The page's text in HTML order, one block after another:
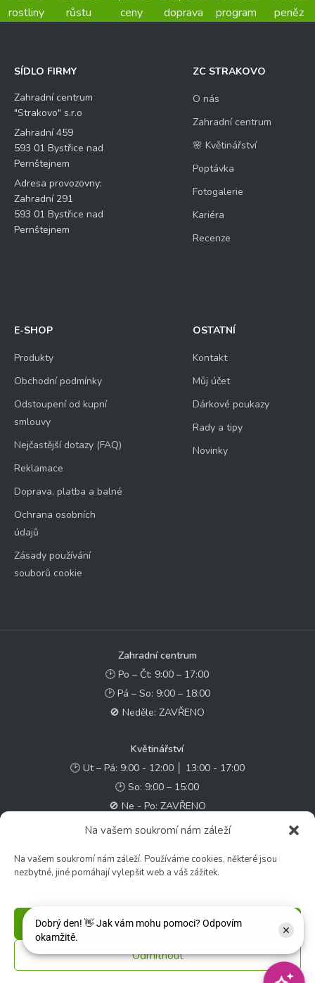
Na vašem soukromí nám záleží
Na vašem soukromí nám záleží. Používáme cookies, některé jsou
nezbytné, jiné pomáhají vylepšit web a váš zážitek.
Příjmout
Odmítnout
rostliny
růstu
ceny
doprava
program
peněz
SÍDLO FIRMY
Zahradní centrum
"Strakovo" s.r.o
Zahradní 459
593 01 Bystřice nad
Pernštejnem
Adresa provozovny:
Zahradní 291
593 01 Bystřice nad
Pernštejnem
ZC STRAKOVO
O nás
Zahradní centrum
🌸 Květinářství
Poptávka
Fotogalerie
Kariéra
Recenze
E-SHOP
Produkty
Obchodní podmínky
Odstoupení od kupní
smlouvy
Nejčastější dotazy (FAQ)
Reklamace
Doprava, platba a balné
Ochrana osobních
údajů
Zásady používání
souborů cookie
OSTATNÍ
Kontakt
Můj účet
Dárkové poukazy
Rady a tipy
Novinky
Zahradní centrum
🕑 Po – Čt: 9:00 – 17:00
🕑 Pá – So: 9:00 – 18:00
🚫 Neděle: ZAVŘENO
Květinářství
🕑 Ut – Pá: 9:00 - 12:00 │ 13:00 - 17:00
🕑 So: 9:00 – 15:00
🚫 Ne - Po: ZAVŘENO
✉️ e-shop@zcstrakovo.cz
© 2026 Zahradní centrum "Strakovo" s.r.o. – Všechna práva vyhrazena. |